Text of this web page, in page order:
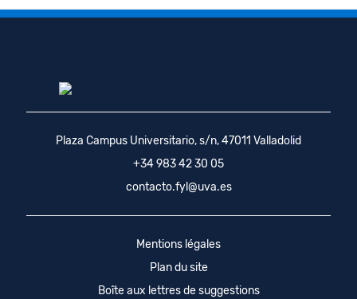
Plaza Campus Universitario, s/n, 47011 Valladolid
+34 983 42 30 05
contacto.fyl@uva.es
Mentions légales
Plan du site
Boîte aux lettres de suggestions